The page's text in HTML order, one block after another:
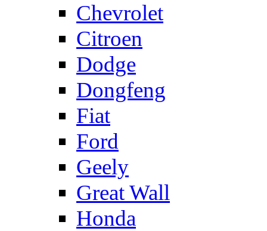
Chevrolet
Citroen
Dodge
Dongfeng
Fiat
Ford
Geely
Great Wall
Honda